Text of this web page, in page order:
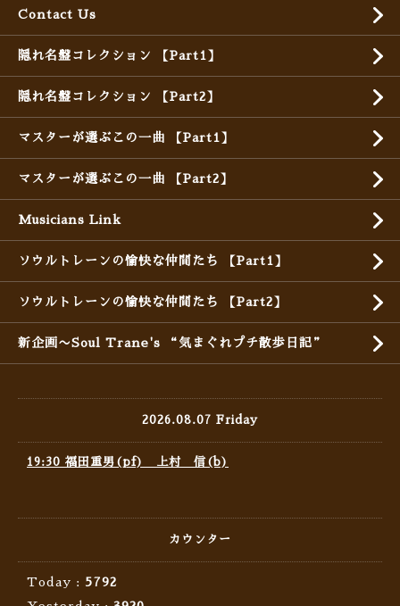
Contact Us
隠れ名盤コレクション 【Part1】
隠れ名盤コレクション 【Part2】
マスターが選ぶこの一曲 【Part1】
マスターが選ぶこの一曲 【Part2】
Musicians Link
ソウルトレーンの愉快な仲間たち 【Part1】
ソウルトレーンの愉快な仲間たち 【Part2】
新企画〜Soul Trane's “気まぐれプチ散歩日記”
2026.08.07 Friday
19:30 福田重男(pf) 上村 信(b)
カウンター
Today : 5792